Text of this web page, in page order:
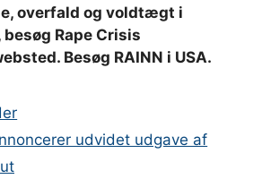
overfald og voldtægt i
Rape Crisis
Besøg RAINN i USA.
udvidet udgave af